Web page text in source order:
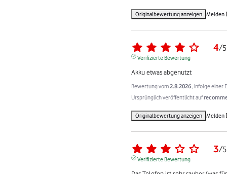
Originalbewertung anzeigen Melden
4/5
Verifizierte Bewertung
Akku etwas abgenutzt
Bewertung vom2.8.2026 , infolge einer
Ursprünglich veröffentlicht auf
Originalbewertung anzeigen Melden
3/5
Verifizierte Bewertung